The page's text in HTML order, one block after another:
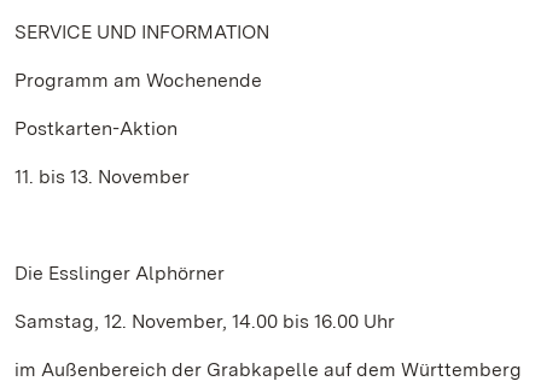
SERVICE UND INFORMATION
Programm am Wochenende
Postkarten-Aktion
11. bis 13. November
Die Esslinger Alphörner
Samstag, 12. November, 14.00 bis 16.00 Uhr
im Außenbereich der Grabkapelle auf dem Württemberg